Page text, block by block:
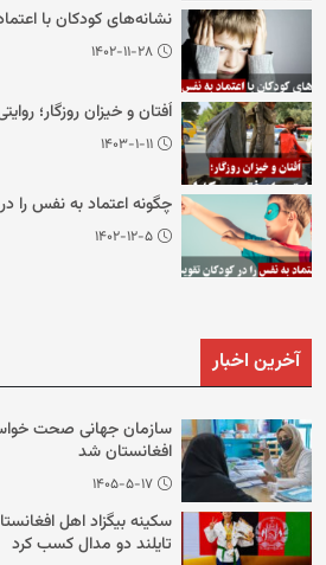
نشانه‌های کودکان با
۱۴۰۲-۱۱-۲۸
اُفتان و خیزان روزگار؛
۱۴۰۳-۱-۱۱
چگونه اعتماد به نفس را
۱۴۰۲-۱۲-۵
آخرین اخبار
سازمان جهانی صحت
افغانستان شد
۱۴۰۵-۵-۱۷
سکینه بیگزاد اهل
تایلند دو مدال کسب کرد